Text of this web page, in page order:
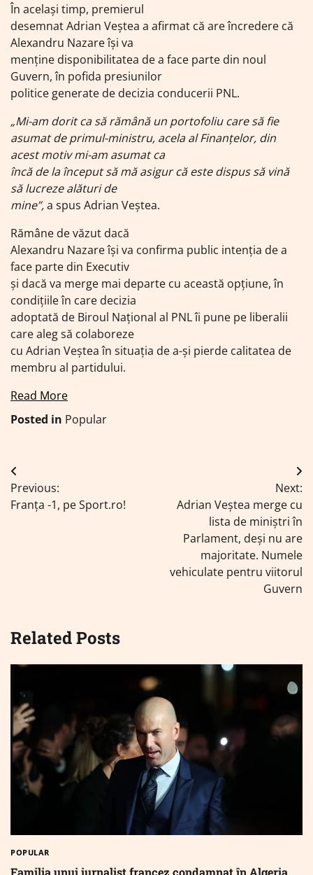
În acelaşi timp, premierul
desemnat Adrian Veștea a afirmat că are încredere că
Alexandru Nazare își va
menține disponibilitatea de a face parte din noul
Guvern, în pofida presiunilor
politice generate de decizia conducerii PNL.
„Mi-am dorit ca să rămână un portofoliu care să fie
asumat de primul-ministru, acela al Finanţelor, din
acest motiv mi-am asumat ca
încă de la început să mă asigur că este dispus să vină
să lucreze alături de
mine”,a spus Adrian Veştea.
Rămâne de văzut dacă
Alexandru Nazare își va confirma public intenția de a
face parte din Executiv
și dacă va merge mai departe cu această opțiune, în
condițiile în care decizia
adoptată de Biroul Național al PNL îi pune pe liberalii
care aleg să colaboreze
cu Adrian Veștea în situația de a-și pierde calitatea de
membru al partidului.
Read More
Posted in Popular
Navigare
în
Previous:
Franța -1, pe Sport.ro!
Next:
Adrian Veștea merge cu
lista de miniștri în
Parlament, deși nu are
majoritate. Numele
vehiculate pentru viitorul
Guvern
Related Posts
POPULAR
Familia unui jurnalist francez condamnat în Algeria